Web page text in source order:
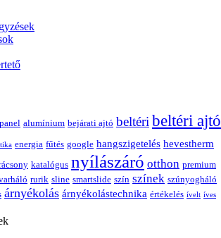
alumínium bejárati ajtó beltéri beltéri ajtó
energia fűtés google hangszigetelés hevestherm
katalógus nyílászáró otthon premium
rurik sline smartslide szín színek szúnyogháló
árnyékolás árnyékolástechnika értékelés ívelt íves